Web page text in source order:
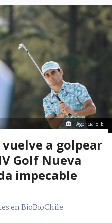
Agencia EFE
a golpear
Golf Nueva
impecable
en BioBioChile